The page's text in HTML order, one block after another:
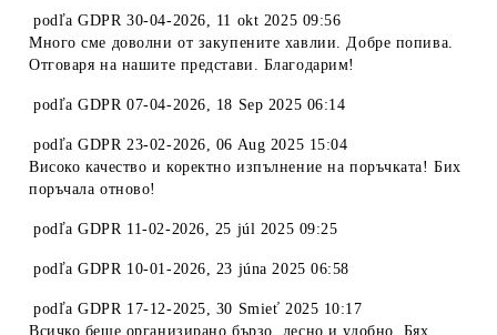
podľaGDPR 30-04-2026, 11 okt 2025 09:56
Много сме доволни от закупените хавлии. Добре попива.
Отговаря на нашите представи. Благодарим!
podľaGDPR 07-04-2026, 18 Sep 2025 06:14
podľaGDPR 23-02-2026, 06 Aug 2025 15:04
Високо качество и коректно изпълнение на поръчката! Бих
поръчала отново!
podľaGDPR 11-02-2026, 25 júl 2025 09:25
podľaGDPR 10-01-2026, 23 júna 2025 06:58
podľaGDPR 17-12-2025, 30 Smieť 2025 10:17
Всичко беше организирано бързо, лесно и удобно. Бях